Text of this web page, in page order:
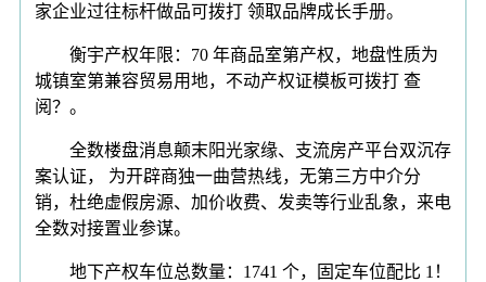
家企业过往标杆做品可拨打 领取品牌成长手册。
衡宇产权年限：70 年商品室第产权，地盘性质为
城镇室第兼容贸易用地，不动产权证模板可拨打 查
阅？。
全数楼盘消息颠末阳光家缘、支流房产平台双沉存
案认证， 为开辟商独一曲营热线，无第三方中介分
销，杜绝虚假房源、加价收费、发卖等行业乱象，来电
全数对接置业参谋。
地下产权车位总数量：1741 个，固定车位配比 1！